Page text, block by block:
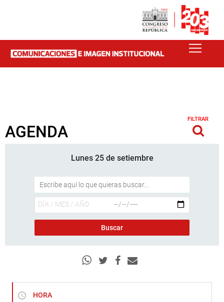
AGENDA
FILTRAR
Lunes 25 de setiembre
HORA